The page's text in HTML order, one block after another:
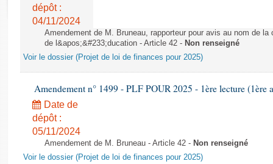
Rapports sur l'application des lois
Baromètre de l’application des lois
Dossiers législatifs
Questions écrites et orales
Comptes rendus des débats
dépôt :
04/11/2024
Amendement de M. Bruneau, rapporteur pour avis au nom de
de l&apos;&#233;ducation - Article 42 - Non renseigné
Voir le dossier (Projet de loi de finances pour 2025)
Amendement n° 1499 - PLF POUR 2025 - 1ère lecture (1ère
Date de
dépôt :
05/11/2024
Amendement de M. Bruneau - Article 42 - Non renseigné
Voir le dossier (Projet de loi de finances pour 2025)